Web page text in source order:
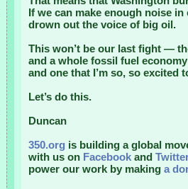
If we can make enough noise
drown out the voice of big oil.
This won’t be our last fight —
and a whole fossil fuel
and one that I’m so, so excited
Let’s do this.
Duncan
350.org is building a global
with us on Facebook and Twitter
power our work by making a